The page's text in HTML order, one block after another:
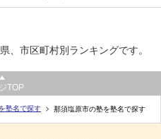
、市区町村別ランキングです。
TOP
塾名で探す 那須塩原市の塾を塾名で探す